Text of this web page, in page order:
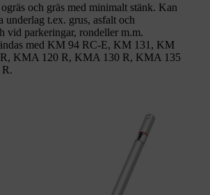
och gräs med minimalt stänk. Kan
underlag t.ex. grus, asfalt och
vid parkeringar, rondeller m.m.
med KM 94 RC-E, KM 131, KM
KMA 120 R, KMA 130 R, KMA 135